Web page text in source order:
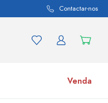
Contactar-nos
Venda